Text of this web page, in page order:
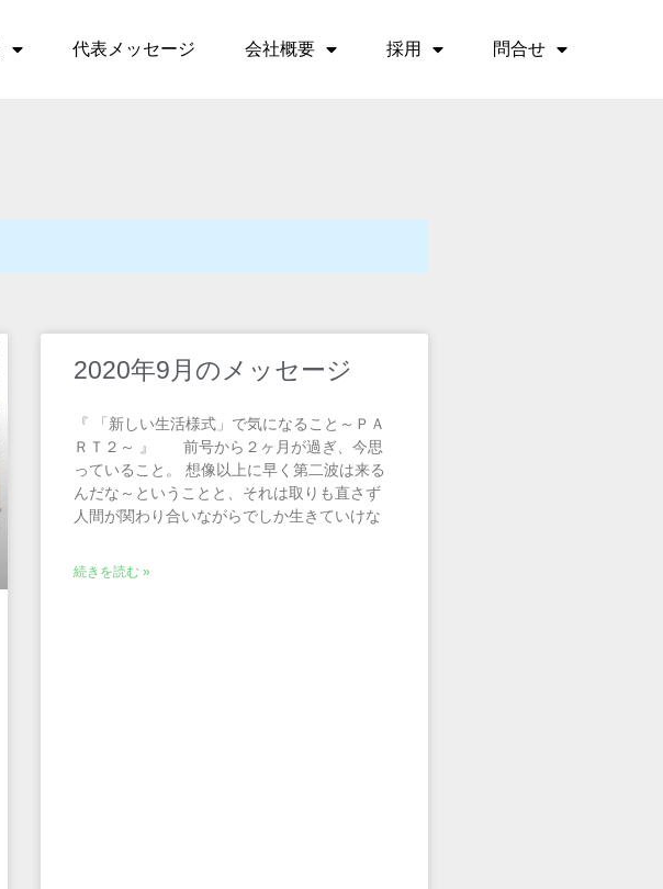
代表メッセージ 会社概要 採用 問合せ
2020年9月のメッセージ
『 「新しい生活様式」で気になること～ＰＡ
ＲＴ２～ 』 前号から２ヶ月が過ぎ、今思
っていること。 想像以上に早く第二波は来る
んだな～ということと、それは取りも直さず
人間が関わり合いながらでしか生きていけな
続きを読む »